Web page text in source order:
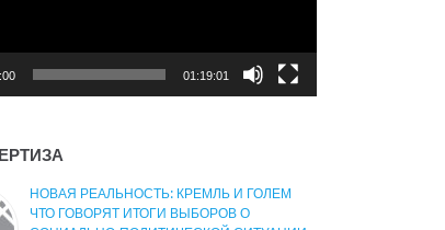
01:19:01
НОВАЯ РЕАЛЬНОСТЬ: КРЕМЛЬ И ГОЛЕМ
ЧТО ГОВОРЯТ ИТОГИ ВЫБОРОВ О